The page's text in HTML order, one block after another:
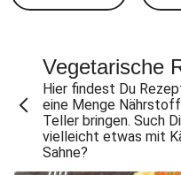
Vegetarische
Hier findest Du
eine Menge
Teller bringen. Such
vielleicht etwas mit
Sahne?